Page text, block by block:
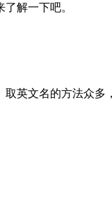
解一下吧。
英文名的方法众